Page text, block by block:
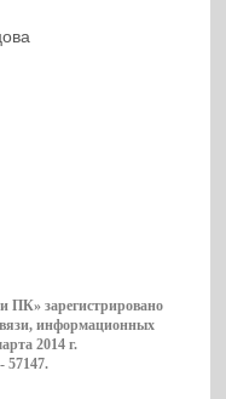
ПК» зарегистрировано
информационных
2014 г.
57147.